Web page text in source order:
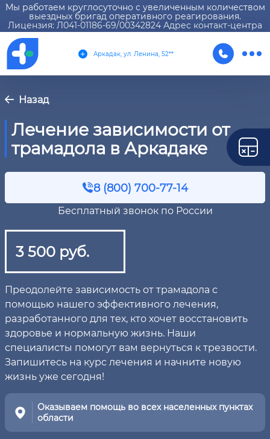
Мы работаем круглосуточно с увеличенным количеством
выездных бригад оперативного реагирования.
Лицензия: Л041-01186-69/00342824 Адрес контакт-центра
Аркадак, ул. Ленина, 52**
Назад
Лечение зависимости от
трамадола в Аркадаке
8 (800) 700-77-14
Бесплатный звонок по России
3 500 руб.
Преодолейте зависимость от трамадола с
помощью нашего эффективного лечения,
разработанного для тех, кто хочет восстановить
здоровье и нормальную жизнь. Наши
специалисты помогут вам вернуться к трезвости.
Запишитесь на курс лечения и начните новую
жизнь уже сегодня!
Оказываем помощь во всех населенных пунктах
области